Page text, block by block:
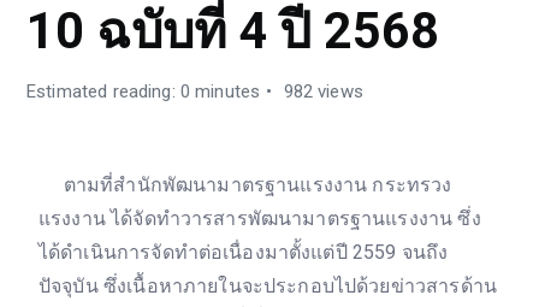
10 ฉบับที่ 4 ปี 2568
Estimated reading: 0 minutes 982 views
ตามที่สำนักพัฒนามาตรฐานแรงงาน กระทรวง
แรงงาน ได้จัดทำวารสารพัฒนามาตรฐานแรงงาน ซึ่ง
ได้ดำเนินการจัดทำต่อเนื่องมาตั้งแต่ปี 2559 จนถึง
ปัจจุบัน ซึ่งเนื้อหาภายในจะประกอบไปด้วยข่าวสารด้าน